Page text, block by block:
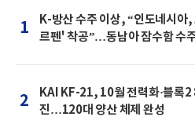
1
K-방산 수주 이상, “인도네시아
르펜' 착공”…동남아 잠수함 수
2
KAI KF-21, 10월 전력화·블록2
진…120대 양산 체제 완성